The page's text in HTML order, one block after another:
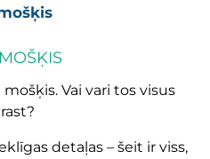
Vai vari tos visus
detaļas – šeit ir viss,